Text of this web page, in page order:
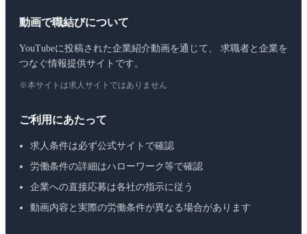
動画で職結びについて
YouTubeに投稿された企業紹介動画を通じて、 求職者と企業を
つなぐ情報提供サイトです。
※本サイトは求人サイトではありません
ご利用にあたって
求人条件は必ず公式サイトで確認
労働条件の詳細はハローワーク等で確認
企業への直接応募は各社の指示に従う
動画内容と実際の労働条件が異なる場合があります